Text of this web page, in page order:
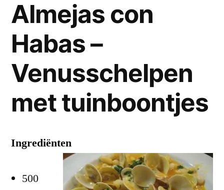
Almejas con
Habas –
Venusschelpen
met tuinboontjes
Ingrediënten
500